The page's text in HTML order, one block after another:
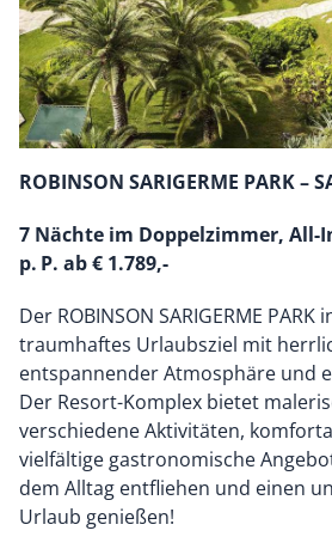
ROBINSON SARIGERME PARK –
7 Nächte im Doppelzimmer, All-
p. P. ab € 1.789,-
Der ROBINSON SARIGERME
traumhaftes Urlaubsziel mit
entspannender Atmosphäre und
Der Resort-Komplex bietet
verschiedene Aktivitäten,
vielfältige gastronomische
dem Alltag entfliehen und einen
Urlaub genießen!